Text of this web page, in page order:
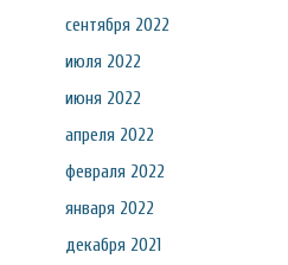
сентября 2022
июля 2022
июня 2022
апреля 2022
февраля 2022
января 2022
декабря 2021